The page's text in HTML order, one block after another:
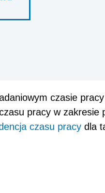
czasie pracy
pracy w zakresie
czasu pracy dla